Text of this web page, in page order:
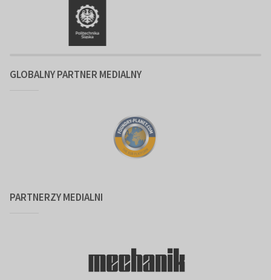
GLOBALNY PARTNER MEDIALNY
PARTNERZY MEDIALNI